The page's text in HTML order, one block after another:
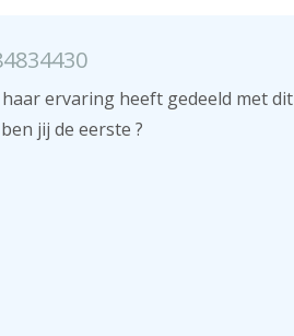
ervaring heeft gedeeld met dit
jij de eerste ?